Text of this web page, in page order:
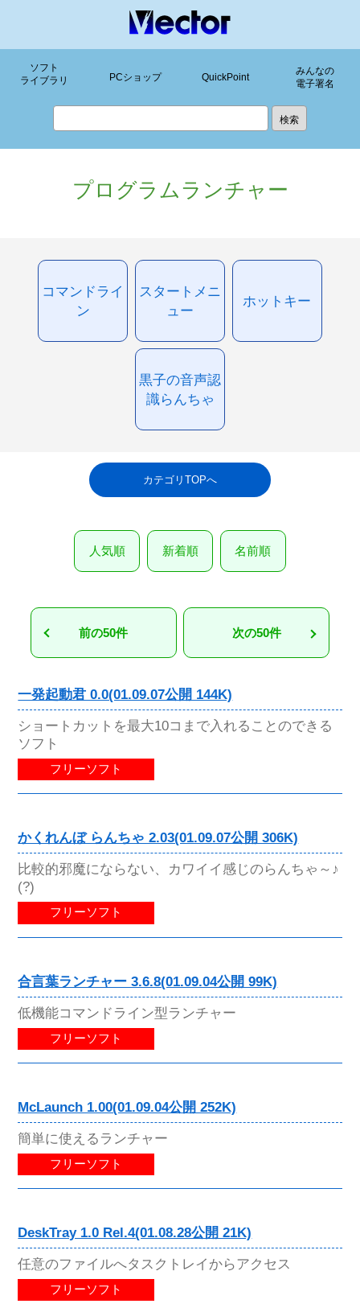
ソフト
ライブラリ
PCショップ QuickPoint
みんなの
電子署名
プログラムランチャー
コマンドライ
ン
スタートメニ
ュー
ホットキー
黒子の音声認
識らんちゃ
カテゴリTOPへ
人気順 新着順 名前順
前の50件 次の50件
一発起動君 0.0(01.09.07公開 144K)
ショートカットを最大10コまで入れることのできる
ソフト
フリーソフト
かくれんぼ らんちゃ 2.03(01.09.07公開 306K)
比較的邪魔にならない、カワイイ感じのらんちゃ～♪
(?)
フリーソフト
合言葉ランチャー 3.6.8(01.09.04公開 99K)
低機能コマンドライン型ランチャー
フリーソフト
McLaunch 1.00(01.09.04公開 252K)
簡単に使えるランチャー
フリーソフト
DeskTray 1.0 Rel.4(01.08.28公開 21K)
任意のファイルへタスクトレイからアクセス
フリーソフト